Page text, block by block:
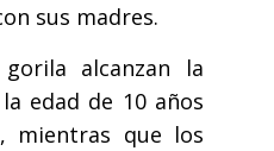
sus madres.
alcanzan la
edad de 10 años
mientras que los